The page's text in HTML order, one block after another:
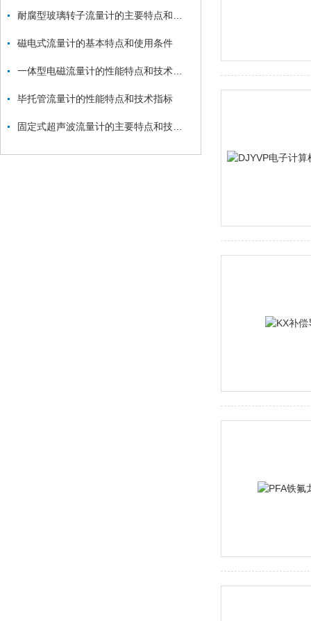
磁电式流量计的基本特点和使用条件
毕托管流量计的性能特点和技术指标